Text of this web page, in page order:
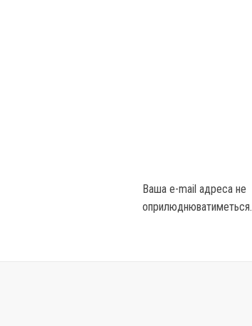
Ваша e-mail адреса не
оприлюднюватиметься.